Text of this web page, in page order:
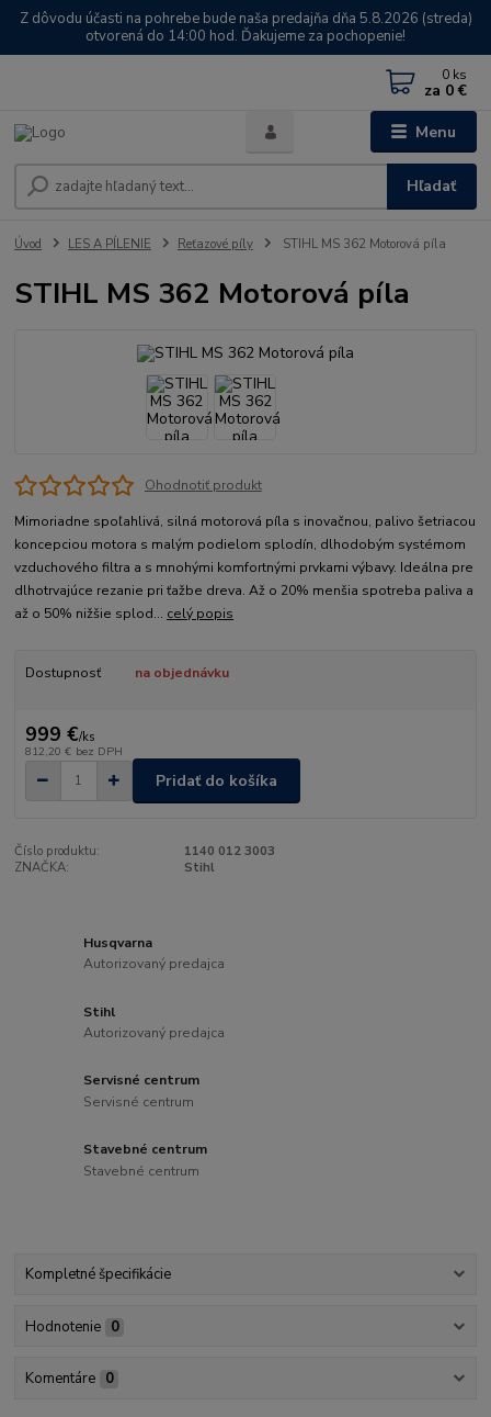
Z dôvodu účasti na pohrebe bude naša predajňa dňa 5.8.2026 (streda)
otvorená do 14:00 hod. Ďakujeme za pochopenie!
Menu
Hľadať
0 ks
za 0 €
Úvod LES A PÍLENIE Reťazové píly STIHL MS 362 Motorová píla
STIHL MS 362 Motorová píla
Ohodnotiť produkt
Mimoriadne spoľahlivá, silná motorová píla s inovačnou, palivo šetriacou
koncepciou motora s malým podielom splodín, dlhodobým systémom
vzduchového filtra a s mnohými komfortnými prvkami výbavy. Ideálna pre
dlhotrvajúce rezanie pri ťažbe dreva. Až o 20% menšia spotreba paliva a
až o 50% nižšie splod... celý popis
Dostupnosť na objednávku
999 €/ks
812,20 € bez DPH
Pridať do košíka
Číslo produktu:
1140 012 3003
ZNAČKA:
Stihl
Husqvarna
Autorizovaný predajca
Stihl
Autorizovaný predajca
Servisné centrum
Servisné centrum
Stavebné centrum
Stavebné centrum
Kompletné špecifikácie
Hodnotenie 0
Komentáre 0